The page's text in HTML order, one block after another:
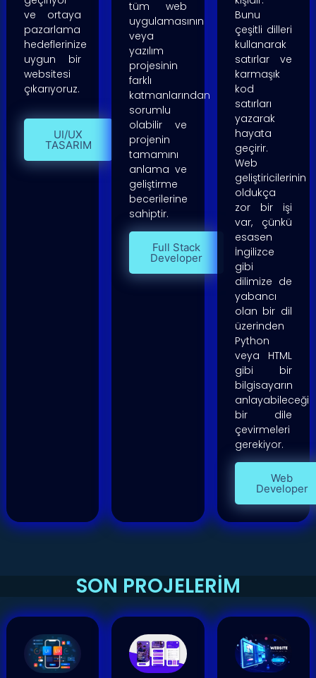
ve ortaya
pazarlama
hedeflerinize
uygun bir
websitesi
çıkarıyoruz.
UI/UX
TASARIM
tüm web
uygulamasının
veya
yazılım
projesinin
farklı
katmanlarından
sorumlu
olabilir ve
projenin
tamamını
anlama ve
geliştirme
becerilerine
sahiptir.
Full Stack
Developer
Bunu
çeşitli dilleri
kullanarak
satırlar ve
karmaşık
kod
satırları
yazarak
hayata
geçirir.
Web
geliştiricilerinin
oldukça
zor bir işi
var, çünkü
esasen
İngilizce
gibi
dilimize de
yabancı
olan bir dil
üzerinden
Python
veya HTML
gibi bir
bilgisayarın
anlayabileceği
bir dile
çevirmeleri
gerekiyor.
Web
Developer
SON PROJELERİM